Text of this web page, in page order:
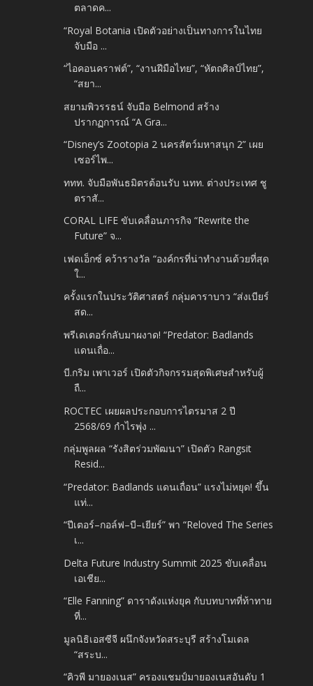
ตลาดค...
“Royal Botania เปิดตัวอย่างเป็นทางการในไทย
จับมือ ...
“ไอคอนคราฟต์”, “งานฝีมือไทย”, “หัตถศิลป์ไทย”,
“สยา...
สยามพิวรรธน์ จับมือ Belmond สร้าง
ปรากฏการณ์ “A Gra...
“Disney’s Zootopia 2 นครสัตว์มหาสนุก 2” เผย
เซอร์ไพ...
ททท. จับมือพันธมิตรต้อนรับ นทท. ต่างประเทศ ชู
ตราสั...
CORAL LIFE ขับเคลื่อนภารกิจ “Rewrite the
Future” จ...
เฟดเอ็กซ์ คว้ารางวัล “องค์กรที่น่าทำงานด้วยที่สุด
ใ...
ครั้งแรกในประวัติศาสตร์ กลุ่มคาราบาว “ส่งเบียร์
สด...
พรีเดเตอร์กลับมาผงาด! “Predator: Badlands
แดนเถื่อ...
บี.กริม เพาเวอร์ เปิดตัวกิจกรรมสุดพิเศษสำหรับผู้
ถื...
ROCTEC เผยผลประกอบการไตรมาส 2 ปี
2568/69 กำไรพุ่ง ...
กลุ่มพูลผล “รังสิตร่วมพัฒนา” เปิดตัว Rangsit
Resid...
“Predator: Badlands แดนเถื่อน” แรงไม่หยุด! ขึ้น
แท่...
“ปีเตอร์–กอล์ฟ–บี–เยียร์” พา “Reloved The Series
เ...
Delta Future Industry Summit 2025 ขับเคลื่อน
เอเชีย...
“Elle Fanning” ดาราดังแห่งยุค กับบทบาทที่ท้าทาย
ที่...
มูลนิธิเอสซีจี ผนึกจังหวัดสระบุรี สร้างโมเดล
“สระบ...
“คิวพี มายองเนส” ครองแชมป์มายองเนสอันดับ 1